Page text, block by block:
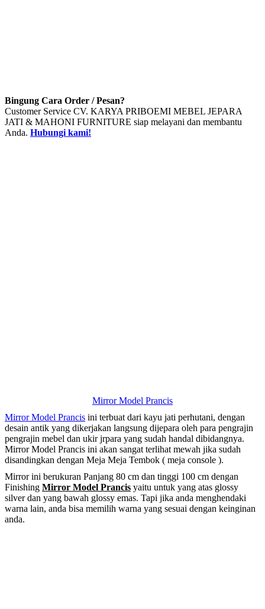
Bingung Cara Order / Pesan?
Customer Service CV. KARYA PRIBOEMI MEBEL JEPARA
JATI & MAHONI FURNITURE siap melayani dan membantu
Anda. Hubungi kami!
Mirror Model Prancis
Mirror Model Prancis ini terbuat dari kayu jati perhutani, dengan
desain antik yang dikerjakan langsung dijepara oleh para pengrajin
pengrajin mebel dan ukir jrpara yang sudah handal dibidangnya.
Mirror Model Prancis ini akan sangat terlihat mewah jika sudah
disandingkan dengan Meja Meja Tembok ( meja console ).
Mirror ini berukuran Panjang 80 cm dan tinggi 100 cm dengan
Finishing Mirror Model Prancis yaitu untuk yang atas glossy
silver dan yang bawah glossy emas. Tapi jika anda menghendaki
warna lain, anda bisa memilih warna yang sesuai dengan keinginan
anda.